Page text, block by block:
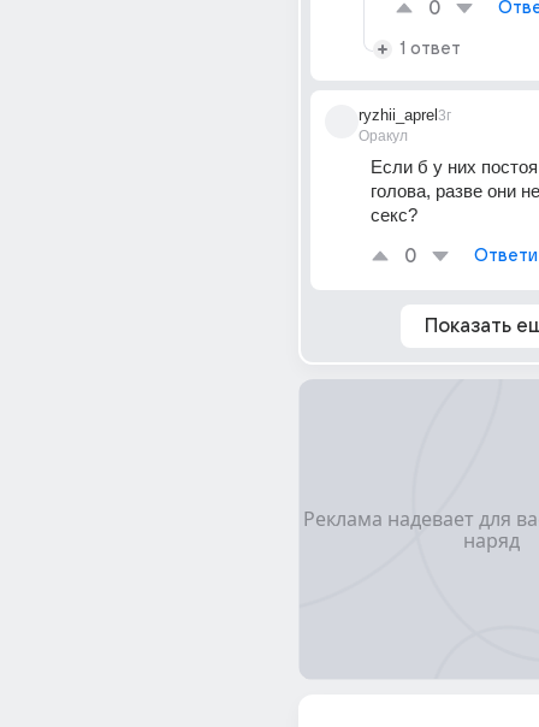
0
1 ответ
ryzhii_aprel
Оракул
3г
Если б у них
голова, разве они
секс?
0
Показать